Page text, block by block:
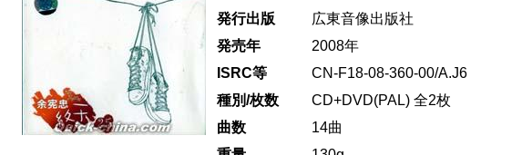
発行出版
広東音像出版社
発売年
2008年
ISRC等
CN-F18-08-360-00/A.J6
種別/枚数
CD+DVD(PAL) 全2枚
曲数
14曲